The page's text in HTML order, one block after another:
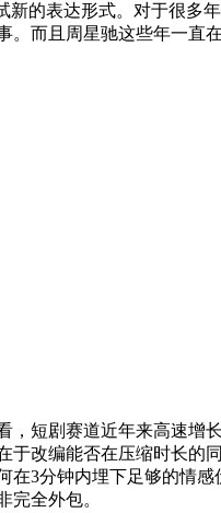
新的表达形式。对于很多
。而且周星驰这些年一直
，短剧赛道近年来高速增
于改编能否在压缩时长的
在3分钟内埋下足够的情
完全外包。